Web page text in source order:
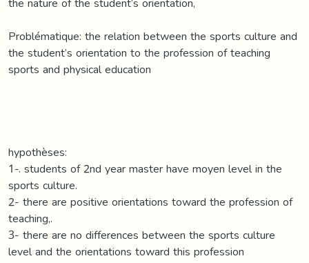
Problématique: the relation between the sports culture and
the student’s orientation to the profession of teaching
sports and physical education
hypothèses:
1-. students of 2nd year master have moyen level in the
sports culture.
2- there are positive orientations toward the profession of
teaching,.
3- there are no differences between the sports culture
level and the orientations toward this profession